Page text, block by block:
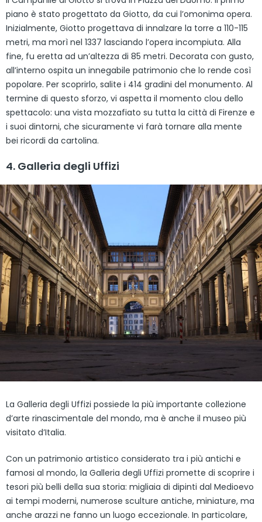
piano è stato progettato da Giotto, da cui l’omonima opera.
Inizialmente, Giotto progettava di innalzare la torre a 110-115
metri, ma morì nel 1337 lasciando l’opera incompiuta. Alla
fine, fu eretta ad un’altezza di 85 metri. Decorata con gusto,
all’interno ospita un innegabile patrimonio che lo rende così
popolare. Per scoprirlo, salite i 414 gradini del monumento. Al
termine di questo sforzo, vi aspetta il momento clou dello
spettacolo: una vista mozzafiato su tutta la città di Firenze e
i suoi dintorni, che sicuramente vi farà tornare alla mente
bei ricordi da cartolina.
4. Galleria degli Uffizi
La Galleria degli Uffizi possiede la più importante collezione
d’arte rinascimentale del mondo, ma è anche il museo più
visitato d’Italia.
Con un patrimonio artistico considerato tra i più antichi e
famosi al mondo, la Galleria degli Uffizi promette di scoprire i
tesori più belli della sua storia: migliaia di dipinti dal Medioevo
ai tempi moderni, numerose sculture antiche, miniature, ma
anche arazzi ne fanno un luogo eccezionale. In particolare,